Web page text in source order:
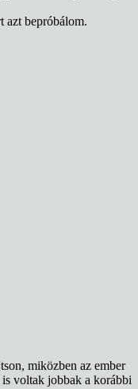
azt bepróbálom.
miközben az ember
voltak jobbak a korábbi